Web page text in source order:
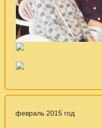
февраль 2015 год